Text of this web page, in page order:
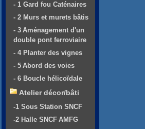
- 1 Gard fou Caténaires
- 2 Murs et murets bâtis
- 3 Aménagement d'un
double pont ferroviaire
- 4 Planter des vignes
- 5 Abord des voies
- 6 Boucle hélicoïdale
Atelier décor/bâti
-1 Sous Station SNCF
-2 Halle SNCF AMFG